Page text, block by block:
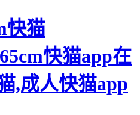
快猫
快猫app在
,成人快猫app